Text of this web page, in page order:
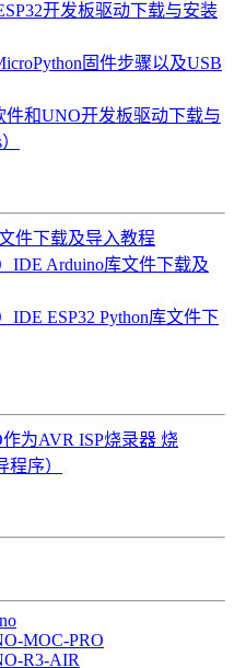
开发板驱动下载与安装
固件步骤以及USB
件和UNO开发板驱动下载与
件下载及导入教程
IDE Arduino库文件下载及
IDE ESP32 Python库文件下
为AVR ISP烧录器 烧
程序）
MOC-PRO
R3-AIR